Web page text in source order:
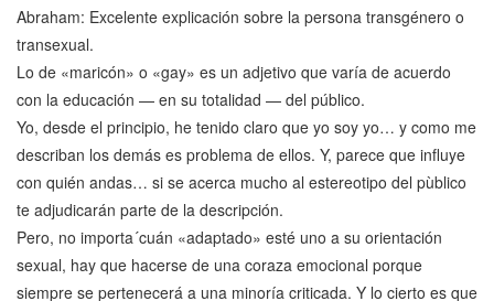
Abraham: Excelente explicación sobre la persona transgénero o
transexual.
Lo de «maricón» o «gay» es un adjetivo que varía de acuerdo
con la educación — en su totalidad — del público.
Yo, desde el principio, he tenido claro que yo soy yo… y como me
describan los demás es problema de ellos. Y, parece que influye
con quién andas… si se acerca mucho al estereotipo del pùblico
te adjudicarán parte de la descripción.
Pero, no importa´cuán «adaptado» esté uno a su orientación
sexual, hay que hacerse de una coraza emocional porque
siempre se pertenecerá a una minoría criticada. Y lo cierto es que